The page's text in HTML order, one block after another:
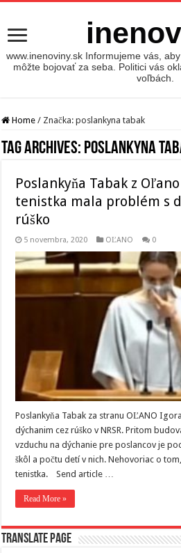
www.inenoviny.sk Informujeme vás,
môžte bojovať za seba. Politici vás
voľbách.
Home / Značka:poslankyna tabak
Tag Archives: poslankyna
Poslankyňa Tabak z
tenistka mala problém s
rúško
5 novembra, 2020 OĽANO 0
Poslankyňa Tabak za stranu OĽANO
dýchanim cez rúško v NRSR. Pritom
vzduchu na dýchanie pre poslancov je
škôl a počtu detí v nich. Nehovoriac o
tenistka. Send article …
Read More »
Translate page